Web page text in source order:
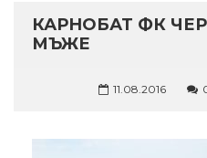
КАРНОБАТ ФК
МЪЖЕ
11.08.2016